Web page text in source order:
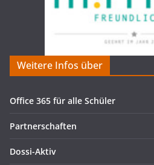
Weitere Infos über
Office 365 für alle Schüler
Partnerschaften
Dossi-Aktiv